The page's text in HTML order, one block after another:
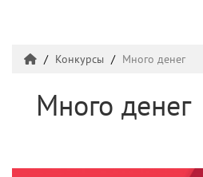
Конкурсы Много денег
Много денег